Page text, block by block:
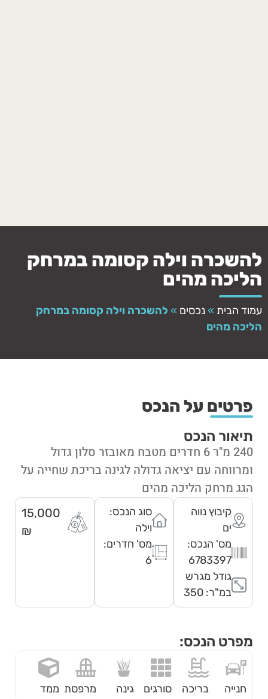
להשכרה וילה קסומה במרחק
הליכה מהים
עמוד הבית »נכסים » להשכרה וילה קסומה במרחק
הליכה מהים
פרטים על הנכס
תיאור הנכס
240 מ"ר 6 חדרים מטבח מאובזר סלון גדול
ומרווחה עם יציאה גדולה לגינה בריכת שחייה על
הגג מרחק הליכה מהים
קיבוץ נווה
ים
מס' הנכס:
6783397
גודל מגרש
במ"ר: 350
סוג הנכס:
וילה
מס' חדרים:
6
15,000
₪
מפרט הנכס:
חנייה בריכה סורגים גינה מרפסת ממד